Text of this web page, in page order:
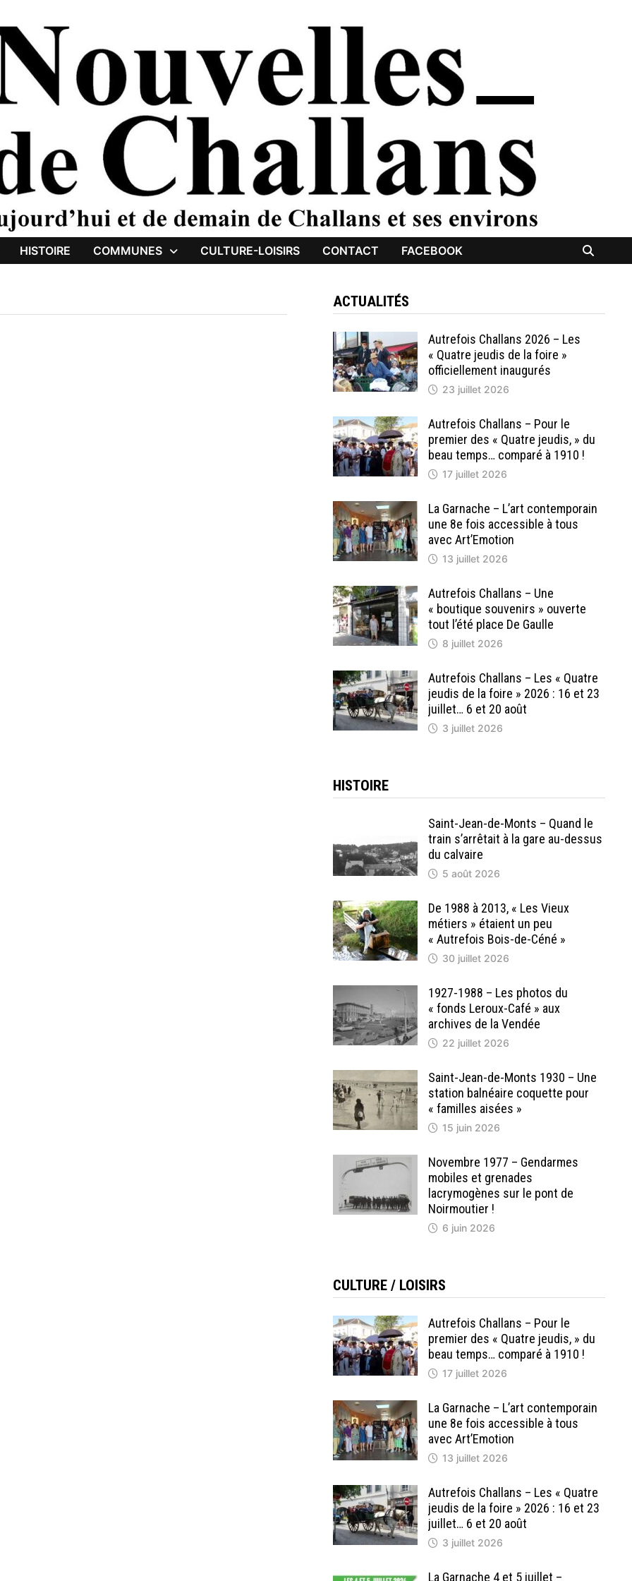
HISTOIRE COMMUNES CULTURE-LOISIRS CONTACT FACEBOOK
ACTUALITÉS
Autrefois Challans 2026 – Les
« Quatre jeudis de la foire »
officiellement inaugurés
23 juillet 2026
Autrefois Challans – Pour le
premier des « Quatre jeudis, » du
beau temps… comparé à 1910 !
17 juillet 2026
La Garnache – L’art contemporain
une 8e fois accessible à tous
avec Art’Emotion
13 juillet 2026
Autrefois Challans – Une
« boutique souvenirs » ouverte
tout l’été place De Gaulle
8 juillet 2026
Autrefois Challans – Les « Quatre
jeudis de la foire » 2026 : 16 et 23
juillet… 6 et 20 août
3 juillet 2026
HISTOIRE
Saint-Jean-de-Monts – Quand le
train s’arrêtait à la gare au-dessus
du calvaire
5 août 2026
De 1988 à 2013, « Les Vieux
métiers » étaient un peu
« Autrefois Bois-de-Céné »
30 juillet 2026
1927-1988 – Les photos du
« fonds Leroux-Café » aux
archives de la Vendée
22 juillet 2026
Saint-Jean-de-Monts 1930 – Une
station balnéaire coquette pour
« familles aisées »
15 juin 2026
Novembre 1977 – Gendarmes
mobiles et grenades
lacrymogènes sur le pont de
Noirmoutier !
6 juin 2026
CULTURE / LOISIRS
Autrefois Challans – Pour le
premier des « Quatre jeudis, » du
beau temps… comparé à 1910 !
17 juillet 2026
La Garnache – L’art contemporain
une 8e fois accessible à tous
avec Art’Emotion
13 juillet 2026
Autrefois Challans – Les « Quatre
jeudis de la foire » 2026 : 16 et 23
juillet… 6 et 20 août
3 juillet 2026
La Garnache 4 et 5 juillet –